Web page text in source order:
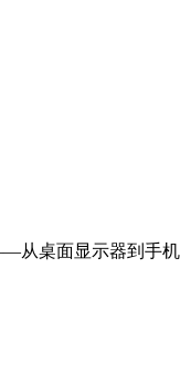
从桌面显示器到手